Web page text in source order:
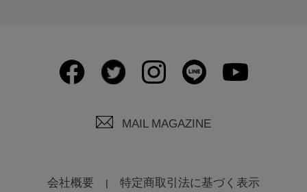
MAIL MAGAZINE
会社概要 特定商取引法に基づく表示